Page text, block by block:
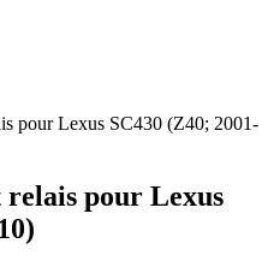
pour Lexus SC430 (Z40; 2001-
relais pour Lexus